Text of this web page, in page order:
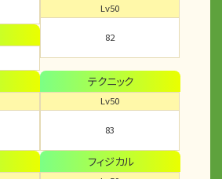
Lv50
82
テクニック
Lv50
83
フィジカル